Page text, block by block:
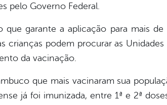
pelo Governo Federal.
garante a aplicação para mais de
crianças podem procurar as Unidades
da vacinação.
que mais vacinaram sua
já foi imunizada, entre 1ª e 2ª